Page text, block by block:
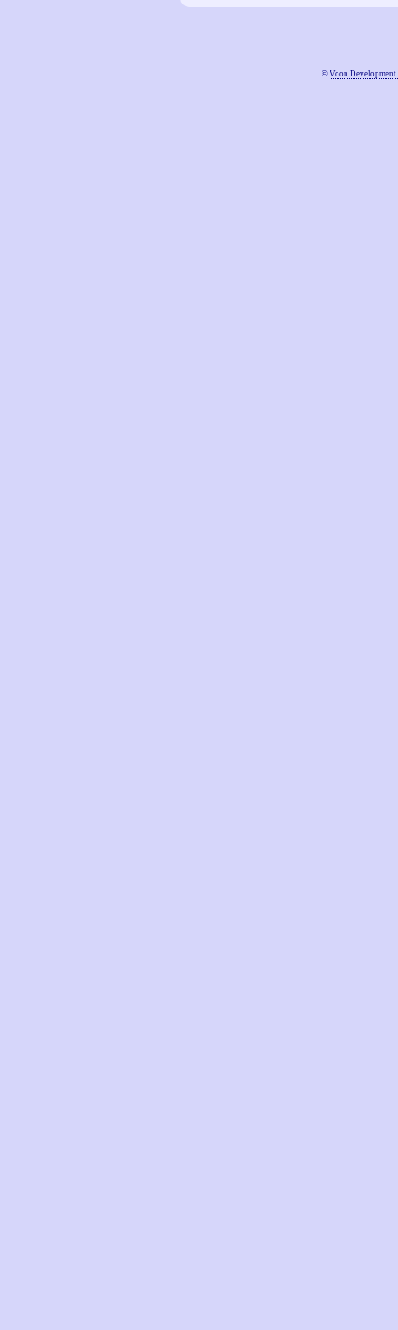
© Voon Development